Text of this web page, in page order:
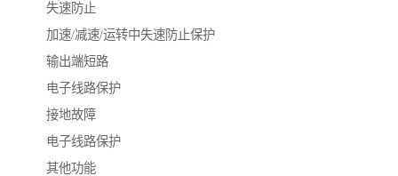
失速防止
加速/减速/运转中失速防止保护
输出端短路
电子线路保护
接地故障
电子线路保护
其他功能